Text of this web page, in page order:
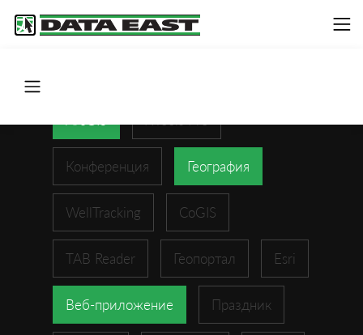
Конференция География
WellTracking CoGIS
TAB Reader Геопортал Esri
Веб-приложение Праздник